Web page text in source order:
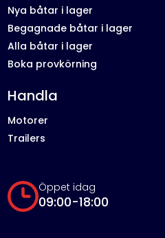
Öppet idag
09:00-18:00
Nya båtar i lager
Begagnade båtar i lager
Alla båtar i lager
Boka provkörning
Handla
Motorer
Trailers